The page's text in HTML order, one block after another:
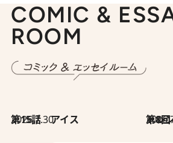
COMIC &
ROOM
2026.7.30
第15話 アイス 第8回「同人